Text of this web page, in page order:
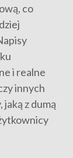
co
i realne
innych
z dumą